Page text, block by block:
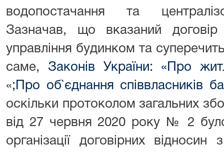
водопостачання та
Зазначав, що вказаний
управління будинком та
саме, Законів України: «Про
«;Про об`єднання співвласників
оскільки протоколом загальних
від 27 червня 2020 року № 2
організації договірних